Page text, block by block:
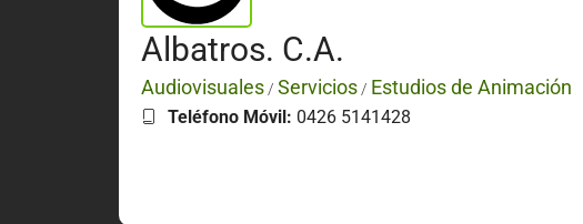
Albatros. C.A.
Audiovisuales / Servicios / Estudios de Animación
Teléfono Móvil: 0426 5141428